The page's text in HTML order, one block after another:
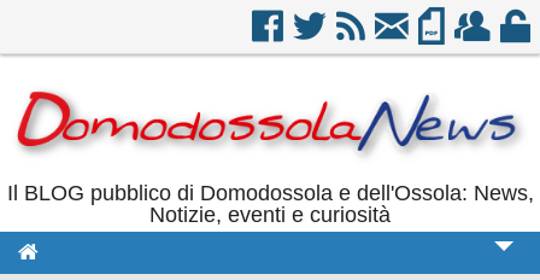
Il BLOG pubblico di Domodossola e dell'Ossola: News,
Notizie, eventi e curiosità